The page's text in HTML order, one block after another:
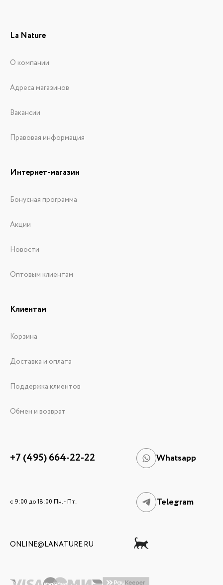
La Nature
О компании
Адреса магазинов
Вакансии
Правовая информация
Интернет-магазин
Бонусная программа
Акции
Новости
Оптовым клиентам
Клиентам
Корзина
Доставка и оплата
Поддержка клиентов
Обмен и возврат
+7 (495) 664-22-22 Whatsapp
c 9:00 до 18:00 Пн. - Пт. Telegram
ONLINE@LANATURE.RU